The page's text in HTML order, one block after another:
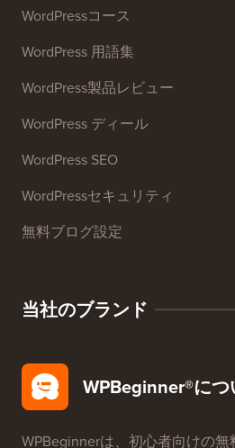
メール署名ジェネレーター
27以上の無料ビジネスツール
リソース
WordPressコース
WordPress 用語集
WordPress製品レビュー
WordPress SEO
無料ブログ設定